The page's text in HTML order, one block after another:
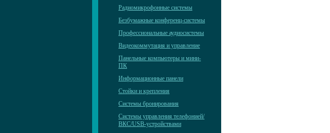
Радиомикрофонные системы
Безбумажные конференц-системы
Профессиональные аудиосистемы
Видеокоммутация и управление
Панельные компьютеры и мини-
ПК
Информационные панели
Стойки и крепления
Системы бронирования
Системы управления телефонией/
ВКС/USB-устройствами